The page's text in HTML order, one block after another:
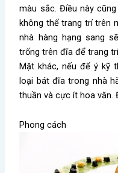
màu sắc. Điều này
không thể trang trí trên
nhà hàng hạng sang
trống trên đĩa để trang
Mặt khác, nếu để ý kỹ
loại bát đĩa trong nhà
thuần và cực ít hoa văn.
Phong cách